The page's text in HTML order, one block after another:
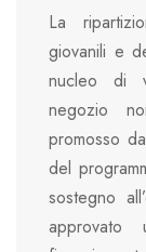
La
giovanili e
nucleo di
negozio
promosso
del
sostegno